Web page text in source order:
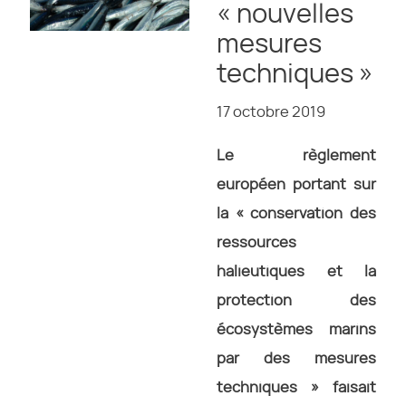
« nouvelles
mesures
techniques »
17 octobre 2019
Le règlement
européen portant sur
la « conservation des
ressources
halieutiques et la
protection des
écosystèmes marins
par des mesures
techniques » faisait